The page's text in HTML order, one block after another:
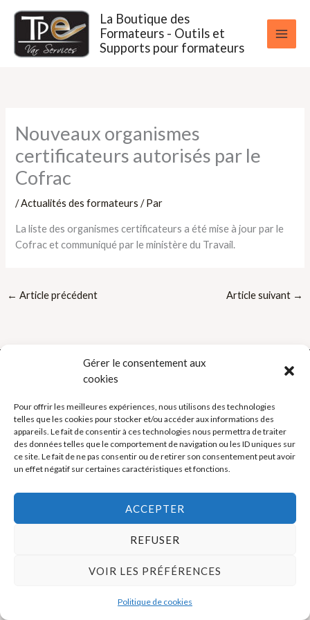
Gérer le consentement aux
cookies
Pour offrir les meilleures expériences, nous utilisons des technologies
telles que les cookies pour stocker et/ou accéder aux informations des
appareils. Le fait de consentir à ces technologies nous permettra de traiter
des données telles que le comportement de navigation ou les ID uniques sur
ce site. Le fait de ne pas consentir ou de retirer son consentement peut avoir
un effet négatif sur certaines caractéristiques et fonctions.
ACCEPTER
REFUSER
VOIR LES PRÉFÉRENCES
Politique de cookies
contenu
La Boutique des
Formateurs - Outils et
Supports pour formateurs
Nouveaux organismes
certificateurs autorisés par le
Cofrac
/Actualités des formateurs / Par
La liste des organismes certificateurs a été mise à jour par le
Cofrac et communiqué par le ministère du Travail.
← Article précédent Article suivant →
Politique de cookies (UE)
Mentions légales